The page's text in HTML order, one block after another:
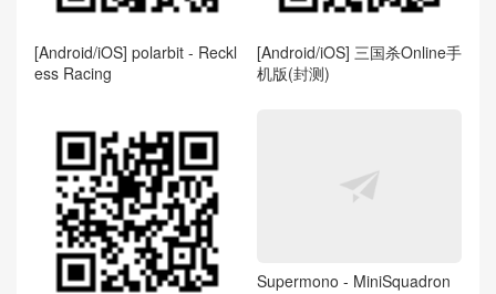
[Android/iOS] polarbit - Reckl
ess Racing
[Android/iOS] 三国杀Online手
机版(封测)
Supermono - MiniSquadron